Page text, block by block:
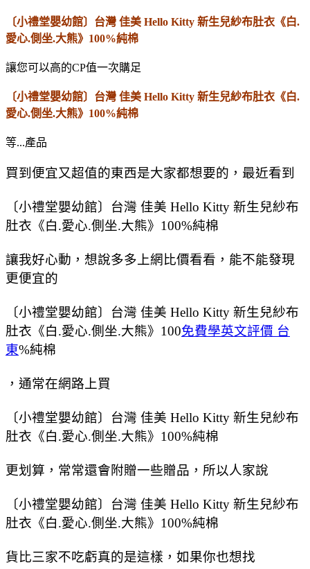
〔小禮堂嬰幼館〕台灣 佳美 Hello Kitty 新生兒紗布肚衣《白.
愛心.側坐.大熊》100%純棉
讓您可以高的CP值一次購足
〔小禮堂嬰幼館〕台灣 佳美 Hello Kitty 新生兒紗布肚衣《白.
愛心.側坐.大熊》100%純棉
等...產品
買到便宜又超值的東西是大家都想要的，最近看到
〔小禮堂嬰幼館〕台灣 佳美 Hello Kitty 新生兒紗布
肚衣《白.愛心.側坐.大熊》100%純棉
讓我好心動，想說多多上網比價看看，能不能發現
更便宜的
〔小禮堂嬰幼館〕台灣 佳美 Hello Kitty 新生兒紗布
肚衣《白.愛心.側坐.大熊》100免費學英文評價 台
東%純棉
，通常在網路上買
〔小禮堂嬰幼館〕台灣 佳美 Hello Kitty 新生兒紗布
肚衣《白.愛心.側坐.大熊》100%純棉
更划算，常常還會附贈一些贈品，所以人家說
〔小禮堂嬰幼館〕台灣 佳美 Hello Kitty 新生兒紗布
肚衣《白.愛心.側坐.大熊》100%純棉
貨比三家不吃虧真的是這樣，如果你也想找